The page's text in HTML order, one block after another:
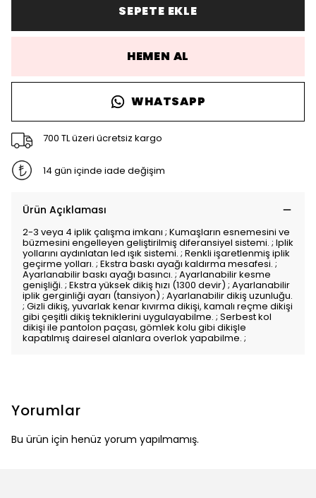
SEPETE EKLE
HEMEN AL
WHATSAPP
700 TL üzeri ücretsiz kargo
14 gün içinde iade değişim
Ürün Açıklaması
2-3 veya 4 iplik çalışma imkanı ; Kumaşların esnemesini ve
büzmesini engelleyen geliştirilmiş diferansiyel sistemi. ; Iplik
yollarını aydınlatan led ışık sistemi. ; Renkli işaretlenmiş iplik
geçirme yolları. ; Ekstra baskı ayağı kaldırma mesafesi. ;
Ayarlanabilir baskı ayağı basıncı. ; Ayarlanabilir kesme
genişliği. ; Ekstra yüksek dikiş hızı (1300 devir) ; Ayarlanabilir
iplik gerginliği ayarı (tansiyon) ; Ayarlanabilir dikiş uzunluğu.
; Gizli dikiş, yuvarlak kenar kıvırma dikişi, kamalı reçme dikişi
gibi çeşitli dikiş tekniklerini uygulayabilme. ; Serbest kol
dikişi ile pantolon paçası, gömlek kolu gibi dikişle
kapatılmış dairesel alanlara overlok yapabilme. ;
Yorumlar
Bu ürün için henüz yorum yapılmamış.